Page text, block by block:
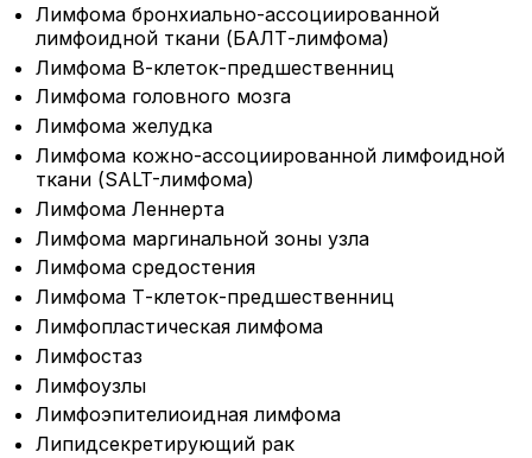
Лимфома бронхиально-ассоциированной
лимфоидной ткани (БАЛТ-лимфома)
Лимфома В-клеток-предшественниц
Лимфома головного мозга
Лимфома желудка
Лимфома кожно-ассоциированной лимфоидной
ткани (SALT-лимфома)
Лимфома Леннерта
Лимфома маргинальной зоны узла
Лимфома средостения
Лимфома Т-клеток-предшественниц
Лимфопластическая лимфома
Лимфостаз
Лимфоузлы
Лимфоэпителиоидная лимфома
Липидсекретирующий рак